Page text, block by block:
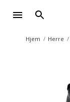
Hjem Herre